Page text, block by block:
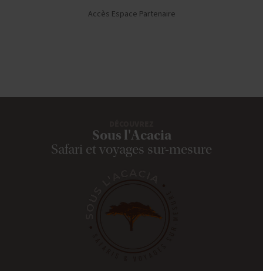
Accès Espace Partenaire
Sous l'Acacia
Safari et voyages sur-mesure